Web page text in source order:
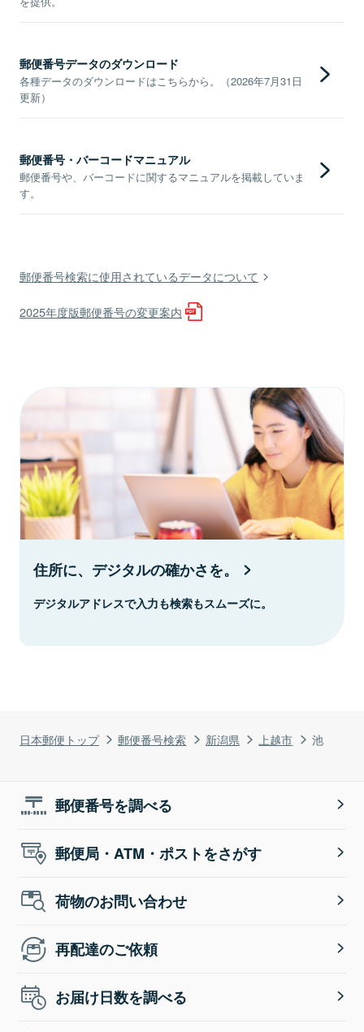
日本郵便トップ 郵便番号検索 新潟県 上越市 池
郵便番号データのダウンロード
各種データのダウンロードはこちらから。（2026年7月31日
更新）
郵便番号・バーコードマニュアル
郵便番号や、バーコードに関するマニュアルを掲載していま
す。
郵便番号検索に使用されているデータについて
2025年度版郵便番号の変更案内
住所に、デジタルの確かさを。
デジタルアドレスで入力も検索もスムーズに。
郵便番号を調べる
郵便局・ATM・ポストをさがす
荷物のお問い合わせ
再配達のご依頼
お届け日数を調べる